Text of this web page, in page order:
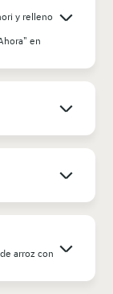
y relleno
en
arroz con